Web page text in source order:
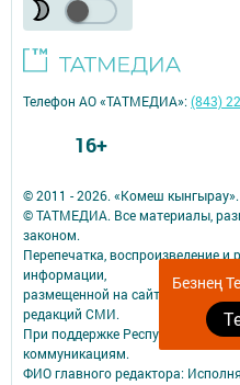
Безнең
© 2011 - 2026. «Комеш
© ТАТМЕДИА. Все материалы,
законом.
Перепечатка, воспроизведение
информации,
размещенной на сайте, возможна
редакций СМИ.
При поддержке
коммуникациям.
ФИО главного редактора:
Телефон АО «ТАТМЕДИА»:(843)
16+